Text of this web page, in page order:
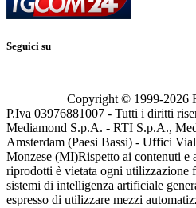
Seguici su
Copyright © 1999-2026
P.Iva 03976881007 - Tutti i diritti
Mediamond S.p.A. - RTI S.p.A.,
Amsterdam (Paesi Bassi) - Uffici
Monzese (MI)Rispetto ai contenuti e
riprodotti è vietata ogni utilizzazione
sistemi di intelligenza artificiale
espresso di utilizzare mezzi